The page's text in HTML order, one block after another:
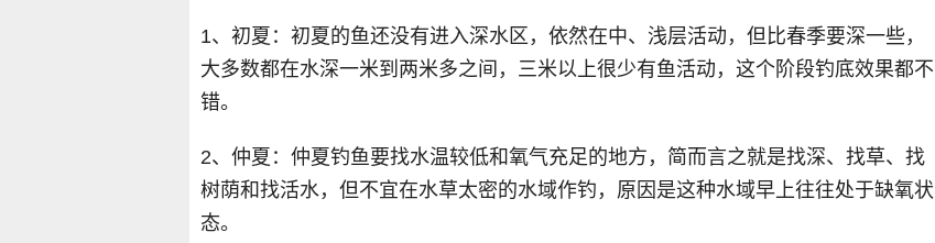
1、初夏：初夏的鱼还没有进入深水区，依然在中、浅层活动，但比春季要深一些，
大多数都在水深一米到两米多之间，三米以上很少有鱼活动，这个阶段钓底效果都不
错。
2、仲夏：仲夏钓鱼要找水温较低和氧气充足的地方，简而言之就是找深、找草、找
树荫和找活水，但不宜在水草太密的水域作钓，原因是这种水域早上往往处于缺氧状
态。